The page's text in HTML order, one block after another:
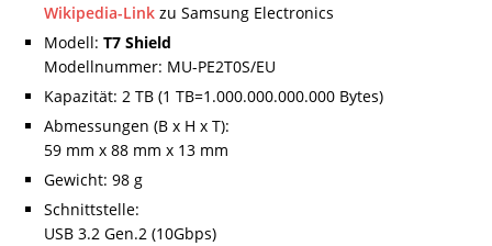
Wikipedia-Link zu Samsung Electronics
Modell: T7 Shield
Modellnummer: MU-PE2T0S/EU
Kapazität: 2 TB (1 TB=1.000.000.000.000 Bytes)
Abmessungen (B x H x T):
59 mm x 88 mm x 13 mm
Gewicht: 98 g
Schnittstelle:
USB 3.2 Gen.2 (10Gbps)